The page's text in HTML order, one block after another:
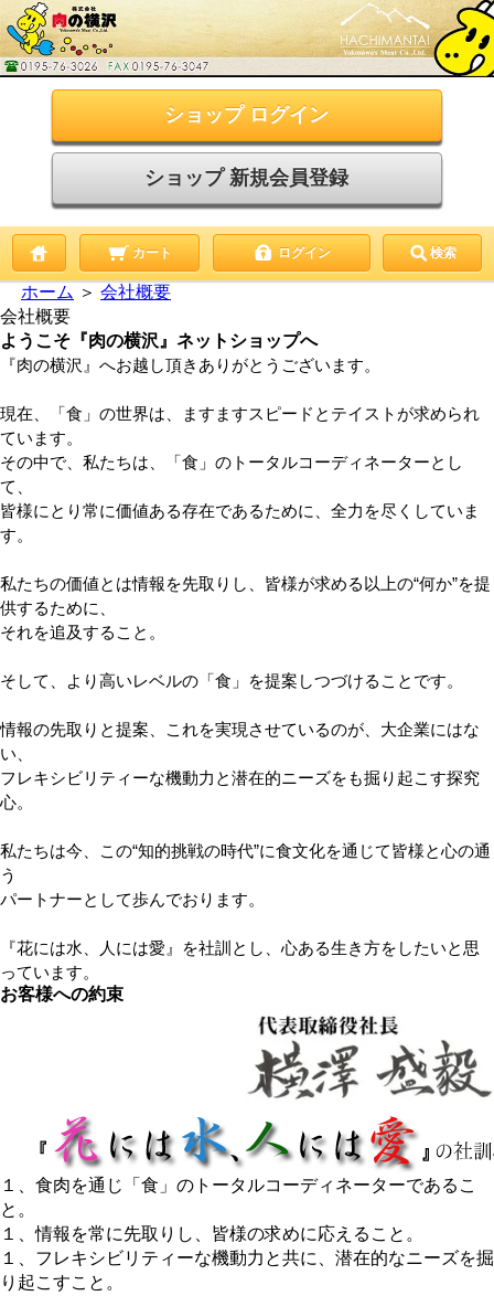
ショップ ログイン
ショップ 新規会員登録
カート ログイン 検索
ホーム ＞ 会社概要
会社概要
ようこそ『肉の横沢』ネットショップへ
『肉の横沢』へお越し頂きありがとうございます。
現在、「食」の世界は、ますますスピードとテイストが求められ
ています。
その中で、私たちは、「食」のトータルコーディネーターとし
て、
皆様にとり常に価値ある存在であるために、全力を尽くしていま
す。
私たちの価値とは情報を先取りし、皆様が求める以上の“何か”を提
供するために、
それを追及すること。
そして、より高いレベルの「食」を提案しつづけることです。
情報の先取りと提案、これを実現させているのが、大企業にはな
い、
フレキシビリティーな機動力と潜在的ニーズをも掘り起こす探究
心。
私たちは今、この“知的挑戦の時代”に食文化を通じて皆様と心の通
う
パートナーとして歩んでおります。
『花には水、人には愛』を社訓とし、心ある生き方をしたいと思
っています。
お客様への約束
１、食肉を通じ「食」のトータルコーディネーターであるこ
と。
１、情報を常に先取りし、皆様の求めに応えること。
１、フレキシビリティーな機動力と共に、潜在的なニーズを掘
り起こすこと。